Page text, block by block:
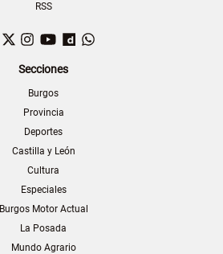
RSS
Facebook
TwitterInstagram
YouTubeDailymotion
Secciones
Burgos
Provincia
Deportes
Castilla y León
Cultura
Especiales
Burgos Motor Actual
La Posada
Mundo Agrario